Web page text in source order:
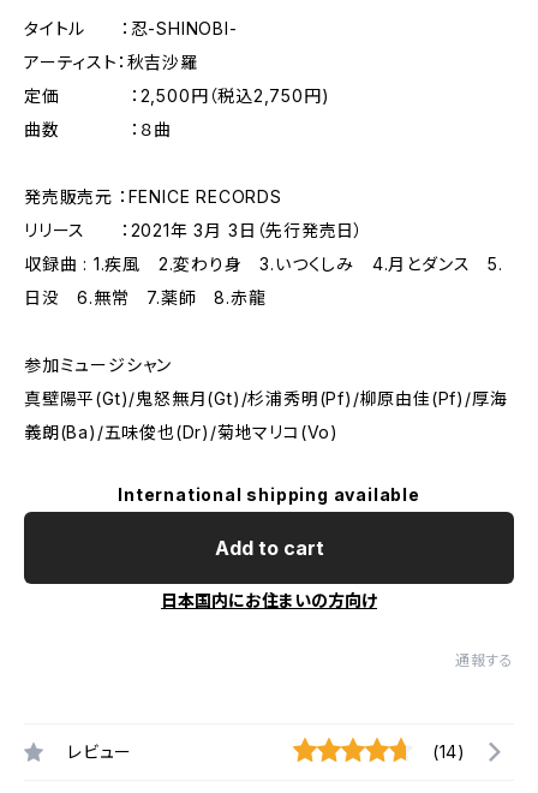
タイトル ：忍-SHINOBI-
アーティスト：秋吉沙羅
定価 ：2,500円（税込2,750円)
曲数 ：８曲
発売販売元 ：FENICE RECORDS
リリース ：2021年 3月 3日（先行発売日）
収録曲 : 1.疾風 2.変わり身 3.いつくしみ 4.月とダンス 5.
日没 6.無常 7.薬師 8.赤龍
参加ミュージシャン
真壁陽平(Gt)/鬼怒無月(Gt)/杉浦秀明(Pf)/柳原由佳(Pf)/厚海
義朗(Ba)/五味俊也(Dr)/菊地マリコ(Vo)
International shipping available
Add to cart
日本国内にお住まいの方向け
通報する
レビュー (14)